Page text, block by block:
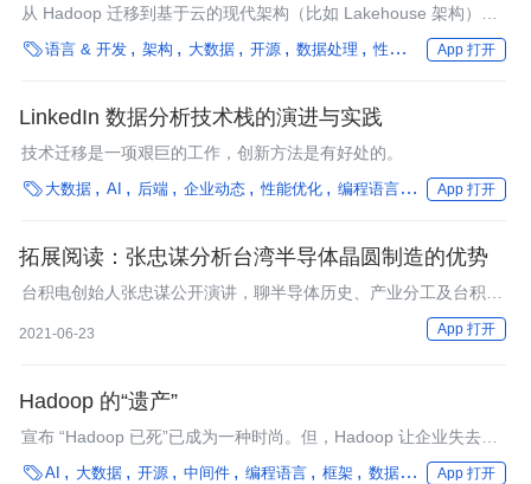
步骤
从 Hadoop 迁移到基于云的现代架构（比如 Lakehouse 架构）的
决定是业务决策，而非技术决策。我们在之前的文章中探讨了每一
个组织都必须重新评估他们与 Hadoop 的关系的原因。本文中，我
骤，以及 Lakehouse 架构在激发下一轮数据驱动创新中所扮演的
语言 & 开发 架构 大数据 开源 数据处理 性能优化 编程语言
App 打开
LinkedIn 数据分析技术栈的演进与实践
技术迁移是一项艰巨的工作，创新方法是有好处的。
 大数据 AI 后端 企业动态 性能优化 编程语言 数据湖仓 在离
App 打开
拓展阅读：张忠谋分析台湾半导体晶圆制造的优势
台积电创始人张忠谋公开演讲，聊半导体历史、产业分工及台积电
2021-06-23 App 打开
Hadoop 的“遗产”
宣布 “Hadoop 已死”已成为一种时尚。但，Hadoop 让企业失去了
对大数据的恐惧。
AI 大数据 开源 中间件 编程语言 框架 数据集成 数据湖仓
App 打开